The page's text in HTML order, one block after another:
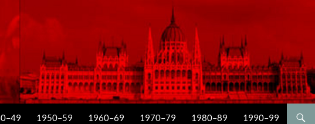
1950–59 1960–69 1970–79 1980–89 1990–99